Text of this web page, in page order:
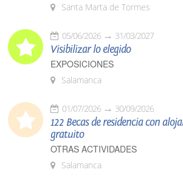
Santa Marta de Tormes
05/06/2026 31/03/2027
Visibilizar lo elegido
EXPOSICIONES
Salamanca
01/07/2026 30/09/2026
122 Becas de residencia con
gratuito
OTRAS ACTIVIDADES
Salamanca